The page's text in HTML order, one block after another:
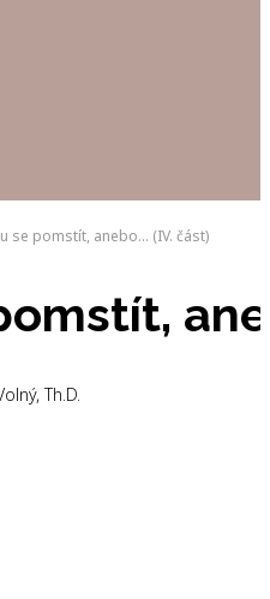
se pomstít, anebo… (IV. část)